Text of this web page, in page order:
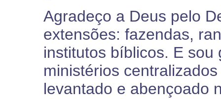
Agradeço a Deus pelo
extensões: fazendas,
institutos bíblicos. E
ministérios
levantado e abençoado